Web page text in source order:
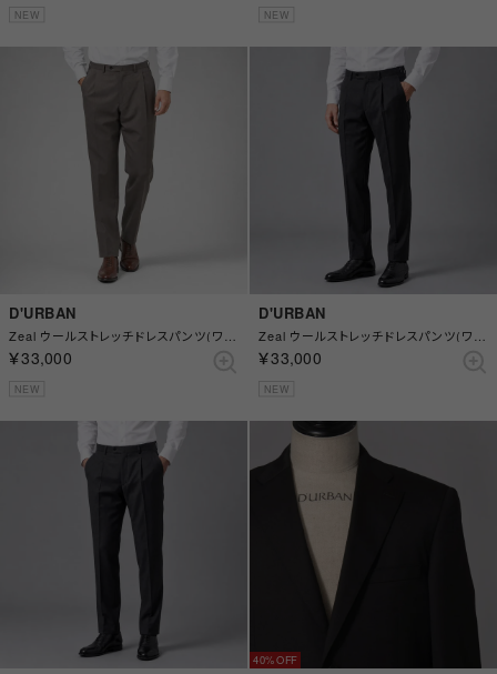
NEW NEW
D'URBAN
￥33,000
NEW
D'URBAN
￥33,000
NEW
40%